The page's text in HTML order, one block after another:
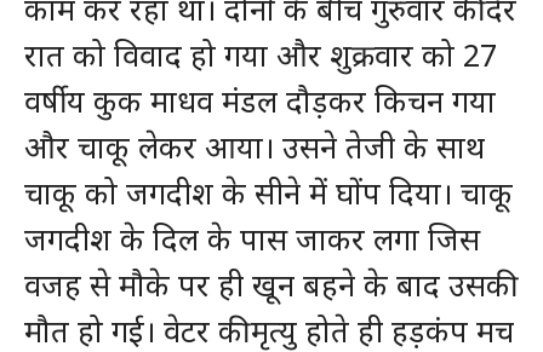
काम कर रहा था। दोनों के बीच गुरुवार की देर
रात को विवाद हो गया और शुक्रवार को 27
वर्षीय कुक माधव मंडल दौड़कर किचन गया
और चाकू लेकर आया। उसने तेजी के साथ
चाकू को जगदीश के सीने में घोंप दिया। चाकू
जगदीश के दिल के पास जाकर लगा जिस
वजह से मौके पर ही खून बहने के बाद उसकी
मौत हो गई। वेटर की मृत्यु होते ही हड़कंप मच